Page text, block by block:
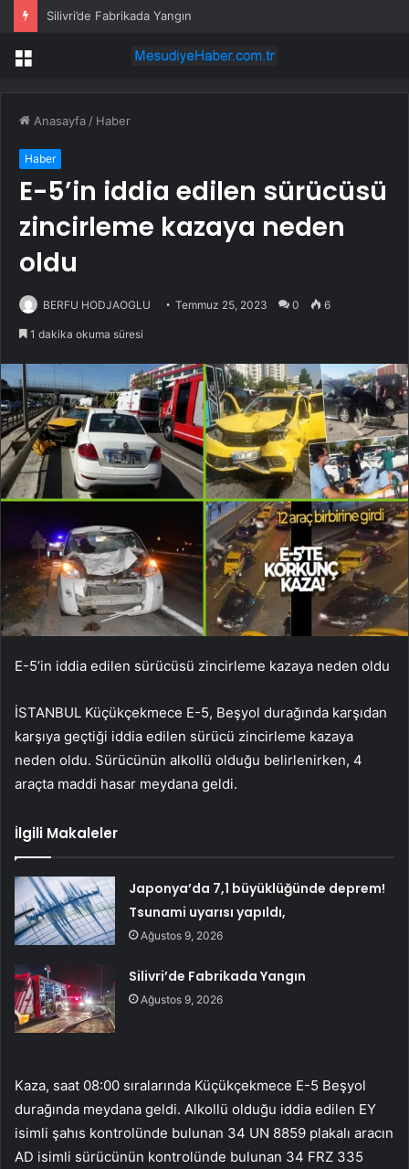
Silivri’de Fabrikada Yangın
Menü
Anasayfa / Haber
Haber
E-5’in iddia edilen sürücüsü
zincirleme kazaya neden
oldu
BERFU HODJAOGLU Temmuz 25, 2023 0 6
1 dakika okuma süresi
E-5’in iddia edilen sürücüsü zincirleme kazaya neden oldu
İSTANBUL Küçükçekmece E-5, Beşyol durağında karşıdan
karşıya geçtiği iddia edilen sürücü zincirleme kazaya
neden oldu. Sürücünün alkollü olduğu belirlenirken, 4
araçta maddi hasar meydana geldi.
İlgili Makaleler
Japonya’da 7,1 büyüklüğünde deprem!
Tsunami uyarısı yapıldı,
Ağustos 9, 2026
Silivri’de Fabrikada Yangın
Ağustos 9, 2026
Kaza, saat 08:00 sıralarında Küçükçekmece E-5 Beşyol
durağında meydana geldi. Alkollü olduğu iddia edilen EY
isimli şahıs kontrolünde bulunan 34 UN 8859 plakalı aracın
AD isimli sürücünün kontrolünde bulunan 34 FRZ 335